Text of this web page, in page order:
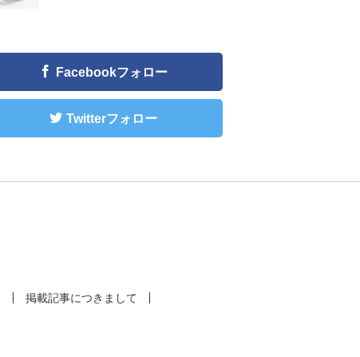
Facebookフォロー
Twitterフォロー
掲載記事につきまして